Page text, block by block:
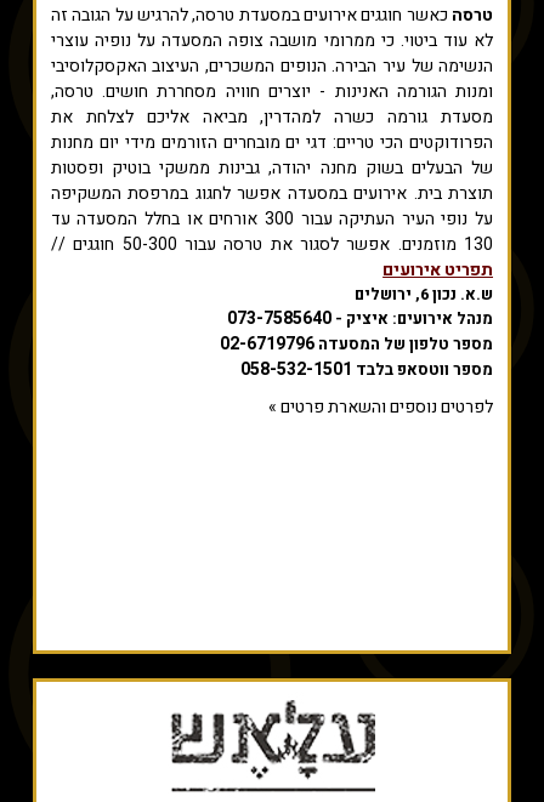
טרסה כאשר חוגגים אירועים במסעדת טרסה, להרגיש על הגובה זה
לא עוד ביטוי. כי ממרומי מושבה צופה המסעדה על נופיה עוצרי
הנשימה של עיר הבירה. הנופים המשכרים, העיצוב האקסקלוסיבי
ומנות הגורמה האנינות - יוצרים חוויה מסחררת חושים. טרסה,
מסעדת גורמה כשרה למהדרין, מביאה אליכם לצלחת את
הפרודוקטים הכי טריים: דגי ים מובחרים הזורמים מידי יום מחנות
של הבעלים בשוק מחנה יהודה, גבינות ממשקי בוטיק ופסטות
תוצרת בית. אירועים במסעדה אפשר לחגוג במרפסת המשקיפה
על נופי העיר העתיקה עבור 300 אורחים או בחלל המסעדה עד
130 מוזמנים. אפשר לסגור את טרסה עבור 50-300 חוגגים //
תפריט אירועים
ש.א. נכון 6, ירושלים
מנהל אירועים: איציק - 073-7585640
מספר טלפון של המסעדה 02-6719796
מספר ווטסאפ בלבד 058-532-1501
לפרטים נוספים והשארת פרטים »